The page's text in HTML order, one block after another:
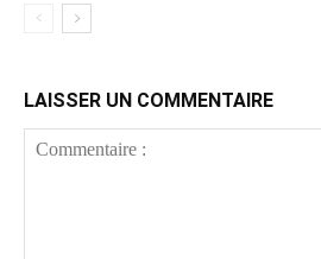
LAISSER UN COMMENTAIRE